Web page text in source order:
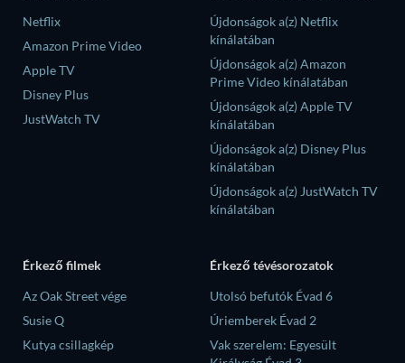
Netflix
Amazon Prime Video
Apple TV
Disney Plus
JustWatch TV
Újdonságok a(z) Netflix
kínálatában
Újdonságok a(z) Amazon
Prime Video kínálatában
Újdonságok a(z) Apple TV
kínálatában
Újdonságok a(z) Disney Plus
kínálatában
Újdonságok a(z) JustWatch TV
kínálatában
Érkező filmek
Az Oak Street vége
Susie Q
Kutya csillagkép
Érkező tévésorozatok
Utolsó befutók Évad 6
Úriemberek Évad 2
Vak szerelem: Egyesült